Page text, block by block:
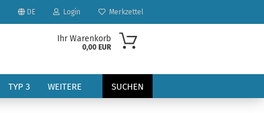
DE Login Merkzettel
Ihr Warenkorb
0,00 EUR
TYP 3 SUCHEN
WEITERE